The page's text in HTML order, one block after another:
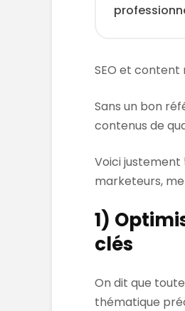
SEO et
Sans un bon
contenus de
Voici
marketeurs,
1)
clés
On dit que
thématique